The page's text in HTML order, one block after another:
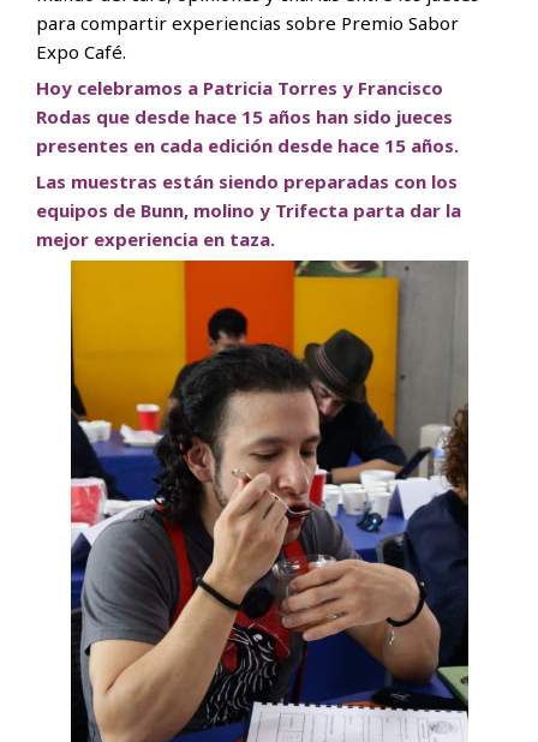
para compartir experiencias sobre Premio Sabor
Expo Café.
Hoy celebramos a Patricia Torres y Francisco
Rodas que desde hace 15 años han sido jueces
presentes en cada edición desde hace 15 años.
Las muestras están siendo preparadas con los
equipos de Bunn, molino y Trifecta parta dar la
mejor experiencia en taza.